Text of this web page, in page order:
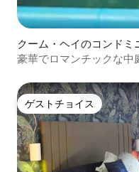
クーム・ヘイのコンドミ
豪華でロマンチックな中
ゲストチョイス
ゲストチョイス